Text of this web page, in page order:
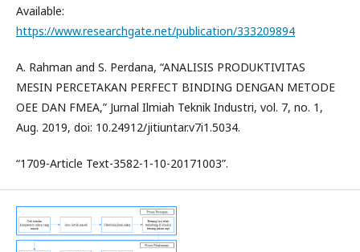
Available:
https://www.researchgate.net/publication/333209894
A. Rahman and S. Perdana, “ANALISIS PRODUKTIVITAS
MESIN PERCETAKAN PERFECT BINDING DENGAN METODE
OEE DAN FMEA,” Jurnal Ilmiah Teknik Industri, vol. 7, no. 1,
Aug. 2019, doi: 10.24912/jitiuntar.v7i1.5034.
“1709-Article Text-3582-1-10-20171003”.